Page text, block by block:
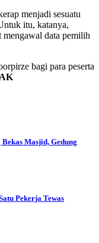
menjadi sesuatu
itu, katanya,
mengawal data pemilih
bagi para peserta
Masjid, Gedung
Pekerja Tewas